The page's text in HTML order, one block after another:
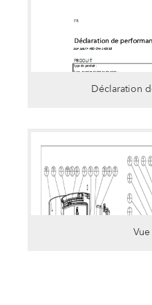
Déclaration